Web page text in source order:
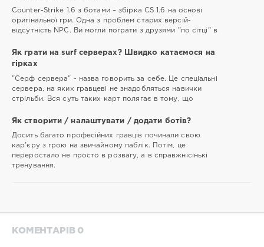
Counter-Strike 1.6 з ботами – збірка CS 1.6 на основі
оригінальної гри. Одна з проблем старих версій-
відсутність NPC. Ви могли пограти з друзями "по сітці" в
Як грати на surf серверах? Швидко катаємося на
гірках
"Серф сервера" - назва говорить за себе. Це спеціальні
сервера, на яких гравцеві не знадобляться навички
стрільби. Вся суть таких карт полягає в тому, що
Як створити / налаштувати / додати ботів?
Досить багато професійних гравців починали свою
кар'єру з грою на звичайному паблік. Потім, це
переростало не просто в розвагу, а в справжнісінькі
тренування.
КОМЕНТАРІВ 0